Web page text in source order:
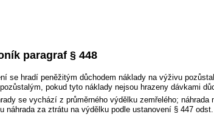
paragraf § 448
se hradí peněžitým důchodem náklady na výživu
pokud tyto náklady nejsou hrazeny dávkami
se vychází z průměrného výdělku zemřelého;
náhrada za ztrátu na výdělku podle ustanovení § 447